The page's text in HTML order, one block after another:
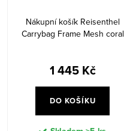
Nákupní košík Reisenthel
Carrybag Frame Mesh coral
1 445 Kč
DO KOŠÍKU